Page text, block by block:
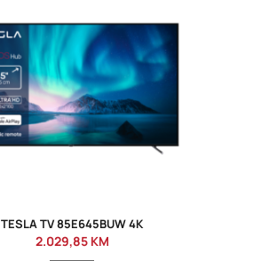
TESLA TV 85E645BUW 4K
2.029,85 KM